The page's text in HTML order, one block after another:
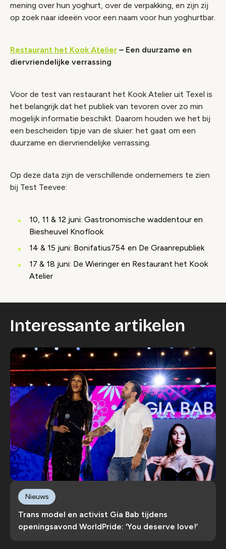
mening over hun yoghurt, over de verpakking, en zijn zij
op zoek naar ideeën voor een naam voor hun yoghurtbar.
Restaurant het Kook Atelier – Een duurzame en
diervriendelijke verrassing
Voor de test van restaurant het Kook Atelier uit Texel is
het belangrijk dat het publiek van tevoren over zo min
mogelijk informatie beschikt. Daarom houden we het bij
een bescheiden tipje van de sluier: het gaat om een
duurzame en diervriendelijke verrassing.
Op deze data zijn de verschillende ondernemers te zien
bij Test Teevee:
10, 11 & 12 juni: Gastronomische waddentour en
Biesheuvel Knoflook
14 & 15 juni: Bonifatius754 en De Graanrepubliek
17 & 18 juni: De Wieringer en Restaurant het Kook
Atelier
Interessante artikelen
Trans model en activist Gia Bab tijdens
openingsavond WorldPride: ‘You deserve love!’
Nieuws